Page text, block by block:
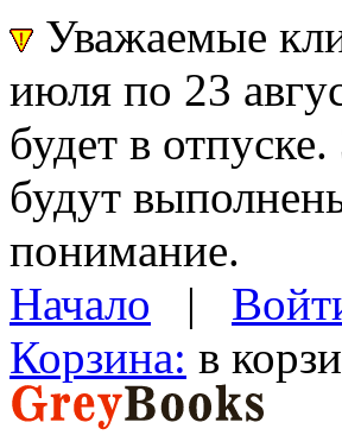
Уважаемые
июля по 23
будет в
будут
понимание.
Начало |
Корзина: в